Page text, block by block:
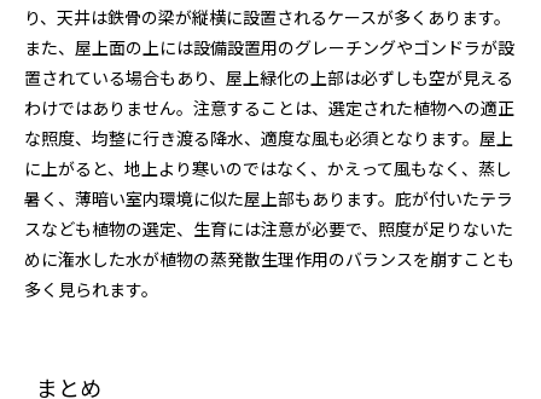
り、天井は鉄骨の梁が縦横に設置されるケースが多くあります。
また、屋上面の上には設備設置用のグレーチングやゴンドラが設
置されている場合もあり、屋上緑化の上部は必ずしも空が見える
わけではありません。注意することは、選定された植物への適正
な照度、均整に行き渡る降水、適度な風も必須となります。屋上
に上がると、地上より寒いのではなく、かえって風もなく、蒸し
暑く、薄暗い室内環境に似た屋上部もあります。庇が付いたテラ
スなども植物の選定、生育には注意が必要で、照度が足りないた
めに潅水した水が植物の蒸発散生理作用のバランスを崩すことも
多く見られます。
まとめ